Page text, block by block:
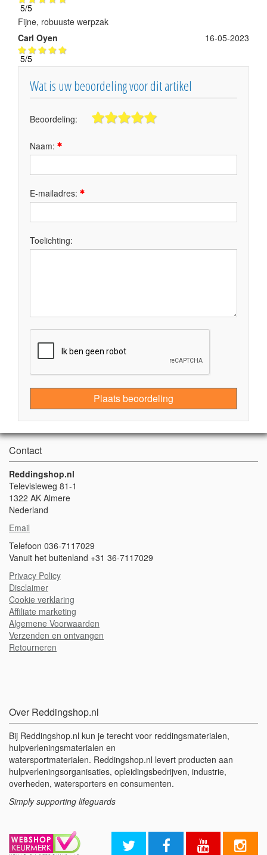
5/5
Fijne, robuuste werpzak
Carl Oyen
16-05-2023
5/5
Wat is uw beoordeling voor dit artikel
Beoordeling:
Naam:
E-mailadres:
Toelichting:
Plaats beoordeling
Contact
Reddingshop.nl
Televisieweg 81-1
1322 AK Almere
Nederland
Email
Telefoon 036-7117029
Vanuit het buitenland +31 36-7117029
Privacy Policy
Disclaimer
Cookie verklaring
Affiliate marketing
Algemene Voorwaarden
Verzenden en ontvangen
Retourneren
Over Reddingshop.nl
Bij Reddingshop.nl kun je terecht voor reddingsmaterialen,
hulpverleningsmaterialen en
watersportmaterialen. Reddingshop.nl levert producten aan
hulpverleningsorganisaties, opleidingsbedrijven, industrie,
overheden, watersporters en consumenten.
Simply supporting lifeguards